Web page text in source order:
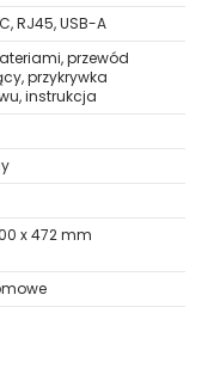
RJ45, USB-A
przewód
przykrywka
instrukcja
x 472 mm